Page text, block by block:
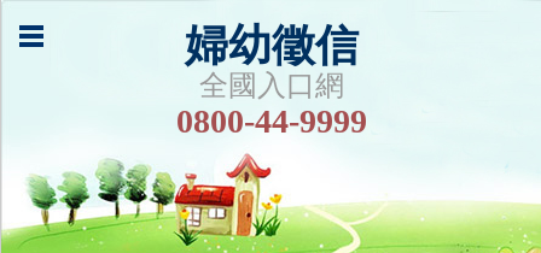
婦幼徵信
全國入口網
0800-44-9999